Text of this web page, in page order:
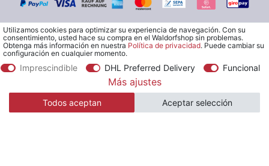
© Copyright 2026 Waldorfshop | Todos los derechos reservados.
*Envío gratuito en España a partir de 99 €. Excluidas las islas.
Utilizamos cookies para optimizar su experiencia de navegación. Con su
consentimiento, usted hace su compra en el Waldorfshop sin problemas.
Obtenga más información en nuestra Política de privacidad. Puede cambiar su
configuración en cualquier momento.
Imprescindible DHL Preferred Delivery Funcional
Más ajustes
Todos aceptan Aceptar selección